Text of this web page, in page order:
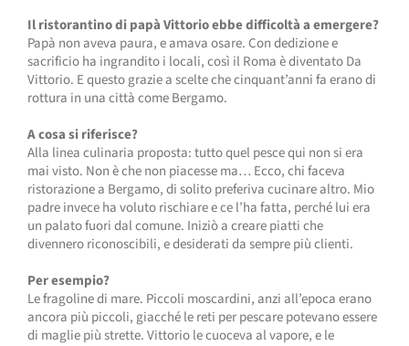
Il ristorantino di papà Vittorio ebbe difficoltà a emergere?
Papà non aveva paura, e amava osare. Con dedizione e
sacrificio ha ingrandito i locali, così il Roma è diventato Da
Vittorio. E questo grazie a scelte che cinquant’anni fa erano di
rottura in una città come Bergamo.
A cosa si riferisce?
Alla linea culinaria proposta: tutto quel pesce qui non si era
mai visto. Non è che non piacesse ma… Ecco, chi faceva
ristorazione a Bergamo, di solito preferiva cucinare altro. Mio
padre invece ha voluto rischiare e ce l’ha fatta, perché lui era
un palato fuori dal comune. Iniziò a creare piatti che
divennero riconoscibili, e desiderati da sempre più clienti.
Per esempio?
Le fragoline di mare. Piccoli moscardini, anzi all’epoca erano
ancora più piccoli, giacché le reti per pescare potevano essere
di maglie più strette. Vittorio le cuoceva al vapore, e le